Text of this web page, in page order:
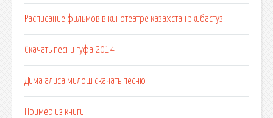
Расписание фильмов в кинотеатре казахстан экибастуз
Скачать песни гуфа 2014
Дима алиса милош скачать песню
Пример из книги